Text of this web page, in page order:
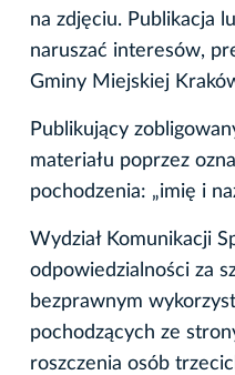
na zdjęciu. Publikacja
naruszać interesów,
Gminy Miejskiej
Publikujący
materiału poprzez
pochodzenia: „imię i
Wydział Komunikacji
odpowiedzialności za
bezprawnym
pochodzących ze
roszczenia osób